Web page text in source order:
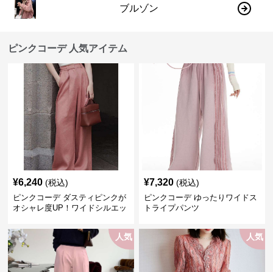
ブルゾン
ピンクコーデ 人気アイテム
¥6,240 (税込)
ピンクコーデ ダスティピンクが
オシャレ度UP！ワイドシルエッ
¥7,320 (税込)
ピンクコーデ ゆったりワイドス
トライプパンツ
人気 人気